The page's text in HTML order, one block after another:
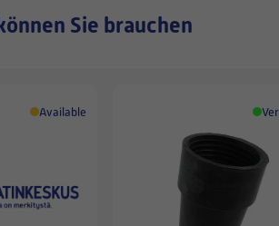
Sie brauchen
Available